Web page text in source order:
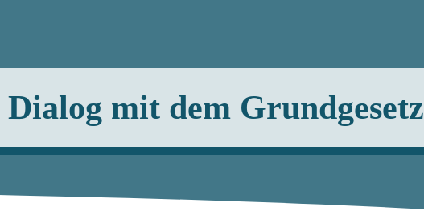
Dialog mit dem Grundgesetz